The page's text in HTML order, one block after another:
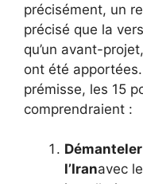
précisément, un
précisé que la
qu’un avant-
ont été
prémisse, les 15
comprendraient :
l’Iranavec